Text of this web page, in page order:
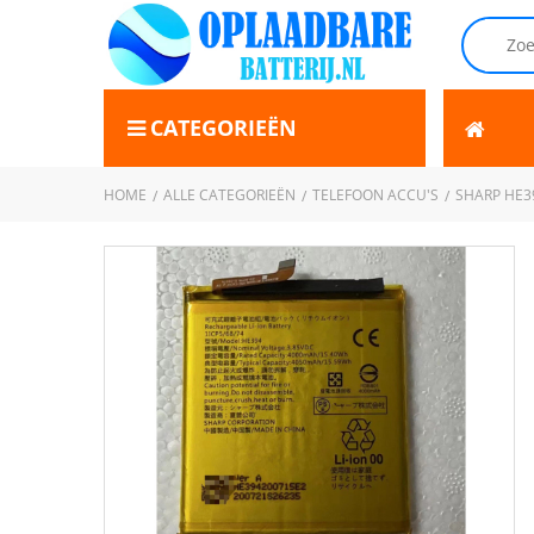
CATEGORIEËN
HOME ALLE CATEGORIEËN TELEFOON ACCU'S SHARP